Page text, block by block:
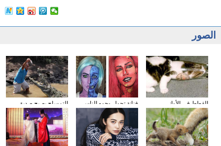
الصور
التمساح يصبح صديق
الناس في كوستا ريكا
فنانة تحول وجوه الناس
إلى الشخصيات الكرتونية
باستخدام الماكياج
القطط في الأواني
الزجاجية